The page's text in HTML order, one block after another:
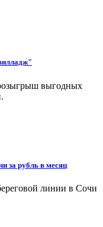
выгодных
за рубль в месяц
линии в Сочи